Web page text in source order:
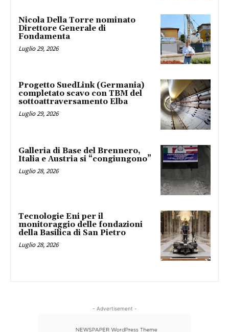
Nicola Della Torre nominato
Direttore Generale di
Fondamenta
Luglio 29, 2026
Progetto SuedLink (Germania)
completato scavo con TBM del
sottoattraversamento Elba
Luglio 29, 2026
Galleria di Base del Brennero,
Italia e Austria si “congiungono”
Luglio 28, 2026
Tecnologie Eni per il
monitoraggio delle fondazioni
della Basilica di San Pietro
Luglio 28, 2026
- Advertisement -